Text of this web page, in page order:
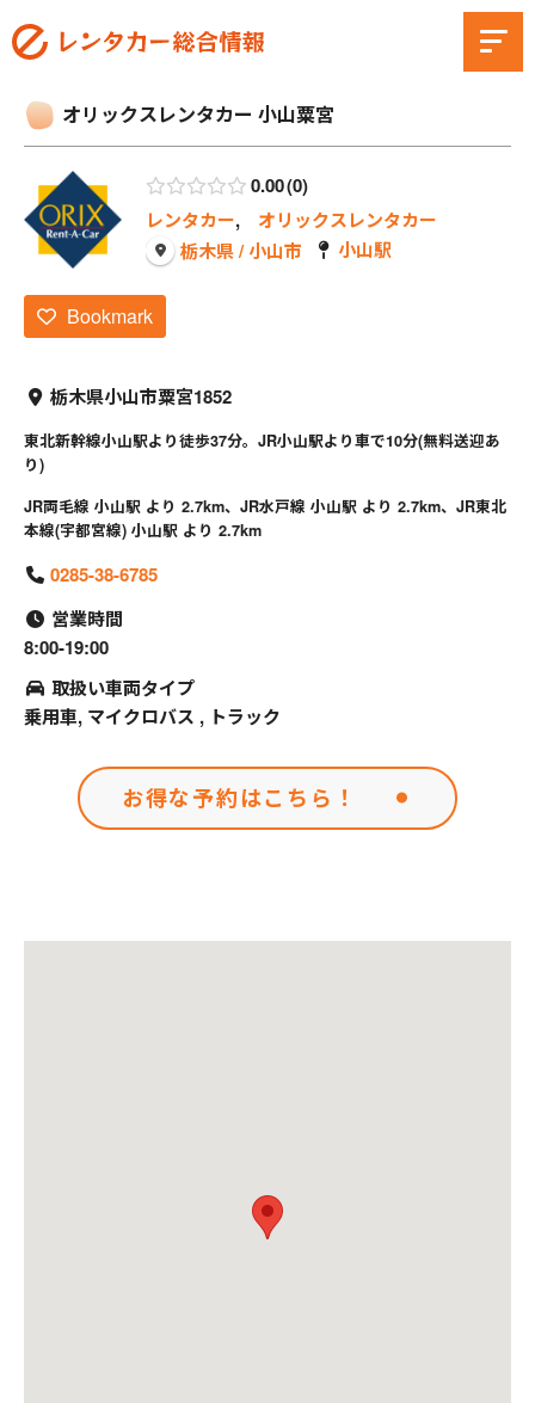
オリックスレンタカー 小山粟宮
0.00 0
レンタカー, オリックスレンタカー
栃木県 / 小山市
小山駅
Bookmark
栃木県小山市粟宮1852
東北新幹線小山駅より徒歩37分。JR小山駅より車で10分(無料送迎あ
り)
JR両毛線 小山駅 より 2.7km、JR水戸線 小山駅 より 2.7km、JR東北
本線(宇都宮線) 小山駅 より 2.7km
0285-38-6785
営業時間
8:00-19:00
取扱い車両タイプ
乗用車, マイクロバス , トラック
お得な予約はこちら！